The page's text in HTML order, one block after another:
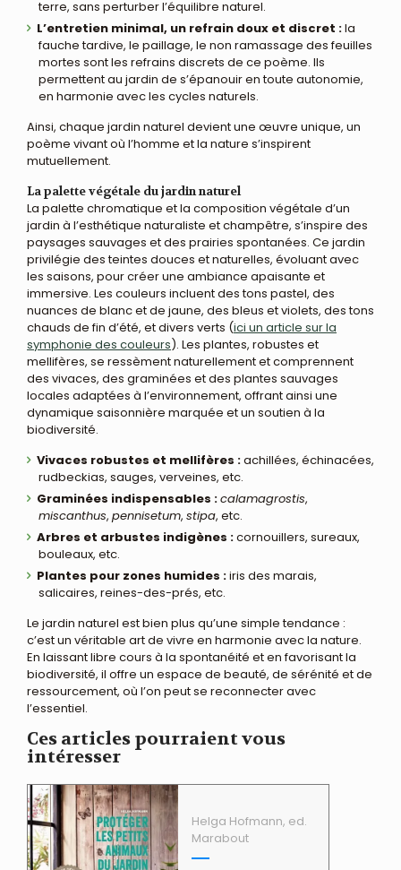
terre, sans perturber l’équilibre naturel.
L’entretien minimal, un refrain doux et discret :la
fauche tardive, le paillage, le non ramassage des feuilles
mortes sont les refrains discrets de ce poème. Ils
permettent au jardin de s’épanouir en toute autonomie,
en harmonie avec les cycles naturels.
Ainsi, chaque jardin naturel devient une œuvre unique, un
poème vivant où l’homme et la nature s’inspirent
mutuellement.
La palette végétale du jardin naturel
La palette chromatique et la composition végétale d’un
jardin à l’esthétique naturaliste et champêtre, s’inspire des
paysages sauvages et des prairies spontanées. Ce jardin
privilégie des teintes douces et naturelles, évoluant avec
les saisons, pour créer une ambiance apaisante et
immersive. Les couleurs incluent des tons pastel, des
nuances de blanc et de jaune, des bleus et violets, des tons
chauds de fin d’été, et divers verts (ici un article sur la
symphonie des couleurs). Les plantes, robustes et
mellifères, se ressèment naturellement et comprennent
des vivaces, des graminées et des plantes sauvages
locales adaptées à l’environnement, offrant ainsi une
dynamique saisonnière marquée et un soutien à la
biodiversité.
Vivaces robustes et mellifères :achillées, échinacées,
rudbeckias, sauges, verveines, etc.
Graminées indispensables :calamagrostis,
miscanthus, pennisetum, stipa, etc.
Arbres et arbustes indigènes :cornouillers, sureaux,
bouleaux, etc.
Plantes pour zones humides :iris des marais,
salicaires, reines-des-prés, etc.
Le jardin naturel est bien plus qu’une simple tendance :
c’est un véritable art de vivre en harmonie avec la nature.
En laissant libre cours à la spontanéité et en favorisant la
biodiversité, il offre un espace de beauté, de sérénité et de
ressourcement, où l’on peut se reconnecter avec
l’essentiel.
Ces articles pourraient vous
intéresser
Helga Hofmann, ed.
Marabout